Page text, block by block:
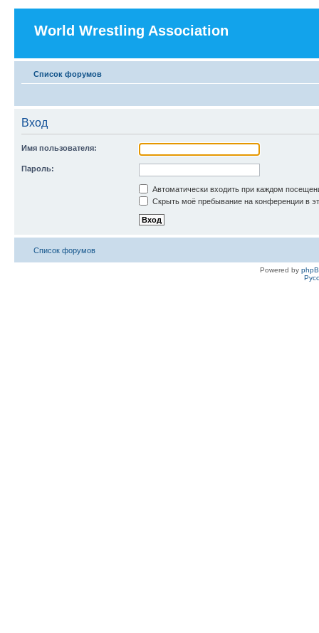
World Wrestling Association
Список форумов
Вход
Имя пользователя:
Пароль:
Автоматически входить при каждом
Скрыть моё пребывание на конференции в
Список форумов
Powered by